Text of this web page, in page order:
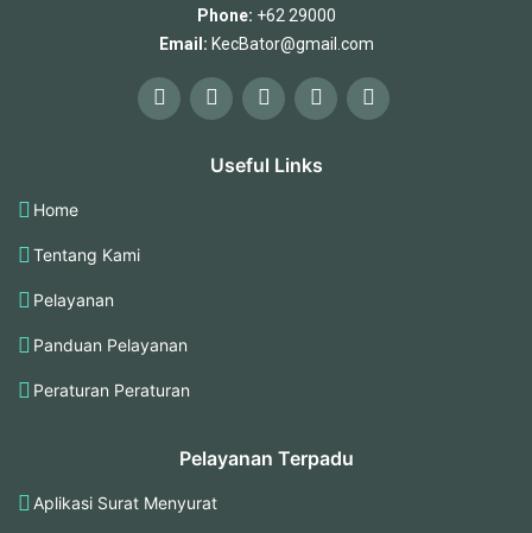
Phone: +62 29000
Email: KecBator@gmail.com
Useful Links
Home
Tentang Kami
Pelayanan
Panduan Pelayanan
Peraturan Peraturan
Pelayanan Terpadu
Aplikasi Surat Menyurat